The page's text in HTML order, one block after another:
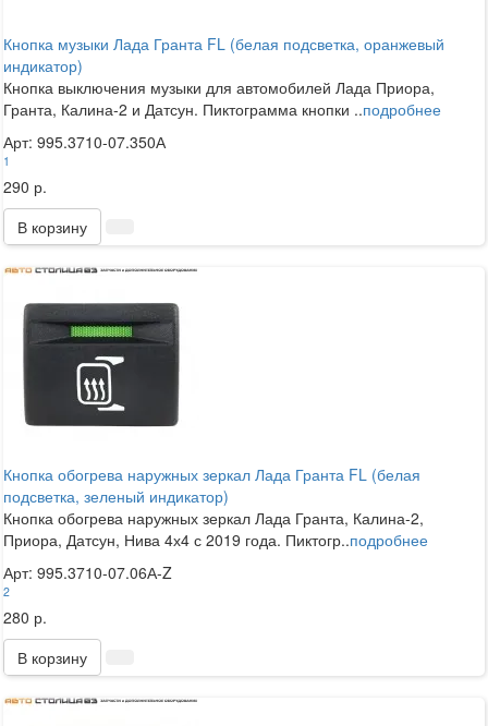
Кнопка музыки Лада Гранта FL (белая подсветка, оранжевый
индикатор)
Кнопка выключения музыки для автомобилей Лада Приора,
Гранта, Калина-2 и Датсун. Пиктограмма кнопки ..подробнее
Арт: 995.3710-07.350А
1
290 р.
В корзину
Кнопка обогрева наружных зеркал Лада Гранта FL (белая
подсветка, зеленый индикатор)
Кнопка обогрева наружных зеркал Лада Гранта, Калина-2,
Приора, Датсун, Нива 4х4 с 2019 года. Пиктогр..подробнее
Арт: 995.3710-07.06А-Z
2
280 р.
В корзину